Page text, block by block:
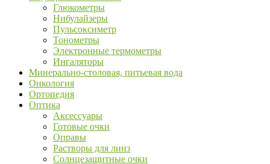
Глюкометры
Нибулайзеры
Пульсоксиметр
Тонометры
Электронные термометры
Ингаляторы
Минерально-столовая, питьевая вода
Онкология
Ортопедия
Оптика
Аксессуары
Готовые очки
Оправы
Растворы для линз
Солнцезащитные очки